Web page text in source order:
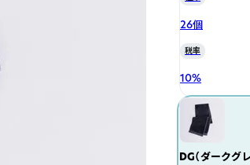
26個
税率
10%
DG（ダークグ